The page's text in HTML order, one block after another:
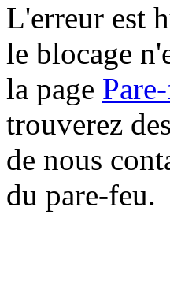
L'erreur est
le blocage
la page
trouverez
de nous
du pare-feu.